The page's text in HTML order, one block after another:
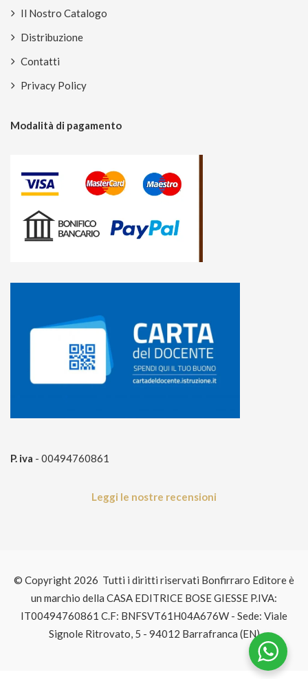
Il Nostro Catalogo
Distribuzione
Contatti
Privacy Policy
Modalità di pagamento
P. iva - 00494760861
Leggi le nostre recensioni
© Copyright 2026 Tutti i diritti riservati Bonfirraro Editore è
un marchio della CASA EDITRICE BOSE GIESSE P.IVA:
IT00494760861 C.F: BNFSVT61H04A676W - Sede: Viale
Signole Ritrovato, 5 - 94012 Barrafranca (EN)